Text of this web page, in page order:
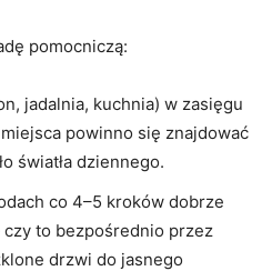
pomocniczą:
jadalnia, kuchnia) w zasięgu
powinno się znajdować
światła dziennego.
co 4–5 kroków dobrze
czy to bezpośrednio przez
drzwi do jasnego